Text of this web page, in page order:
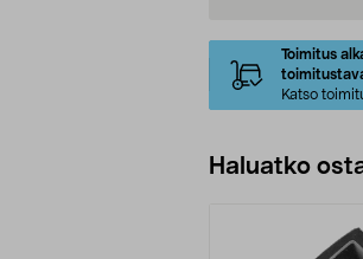
Toimitus
Katso
Haluatko